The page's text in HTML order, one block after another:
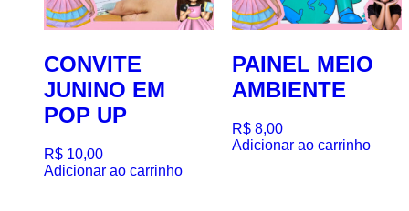
CONVITE
JUNINO EM
POP UP
R$ 10,00
Adicionar ao carrinho
PAINEL MEIO
AMBIENTE
R$ 8,00
Adicionar ao carrinho